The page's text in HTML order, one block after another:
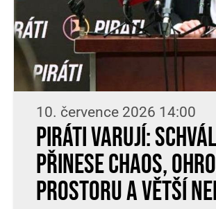
10. července 2026 14:00
Piráti varují:
přinese chaos,
prostoru a větší